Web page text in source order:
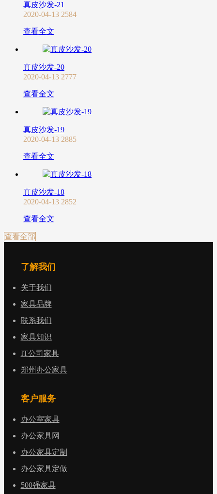
真皮沙发-21
2020-04-13 2584
查看全文
真皮沙发-20
2020-04-13 2777
查看全文
真皮沙发-19
2020-04-13 2885
查看全文
真皮沙发-18
2020-04-13 2852
查看全文
查看全部
了解我们
关于我们
家具品牌
联系我们
家具知识
IT公司家具
郑州办公家具
客户服务
办公室家具
办公家具网
办公家具定制
办公家具定做
500强家具